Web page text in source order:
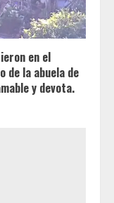
en el
de la abuela de
y devota.